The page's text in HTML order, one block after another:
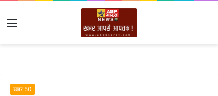
Menu
खबर 50